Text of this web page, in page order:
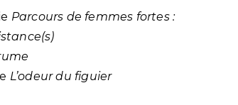
Parcours de femmes fortes :
L’odeur du figuier